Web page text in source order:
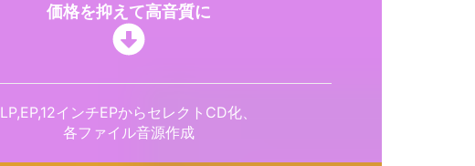
価格を抑えて高音質に
LP,EP,12インチEPからセレクトCD化、
各ファイル音源作成